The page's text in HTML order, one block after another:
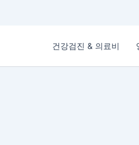
건강검진 & 의료비